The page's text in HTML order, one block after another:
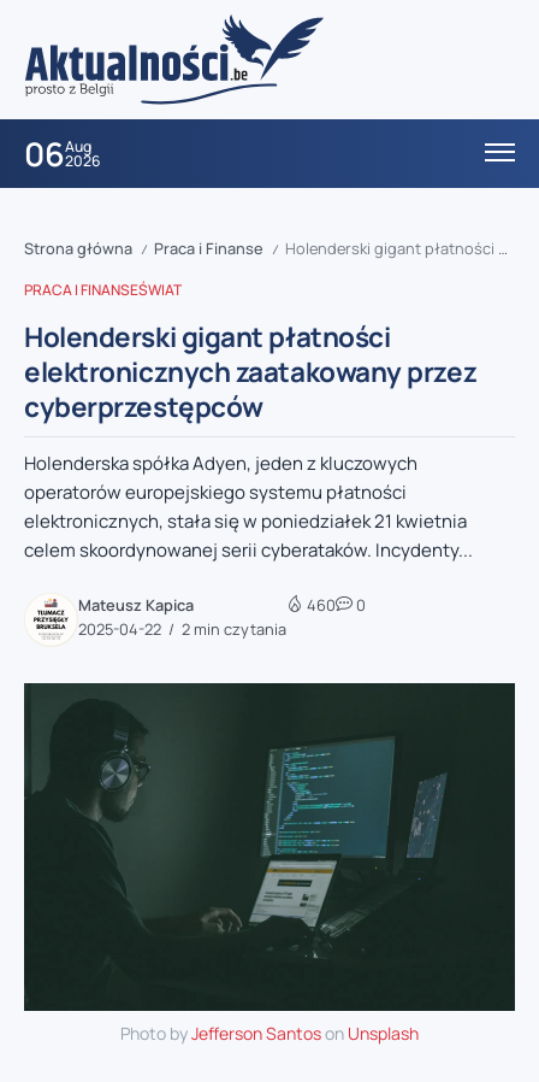
06Aug
2026
Strona główna / Praca i Finanse / Holenderski gigant płatności elektronicznych zaatakowany przez cyberprzestępców
PRACA I FINANSEŚWIAT
Holenderski gigant płatności
elektronicznych zaatakowany przez
cyberprzestępców
Holenderska spółka Adyen, jeden z kluczowych
operatorów europejskiego systemu płatności
elektronicznych, stała się w poniedziałek 21 kwietnia
celem skoordynowanej serii cyberataków. Incydenty...
Mateusz Kapica
2025-04-22
2 min czytania
460 0
Photo byJefferson Santoson Unsplash